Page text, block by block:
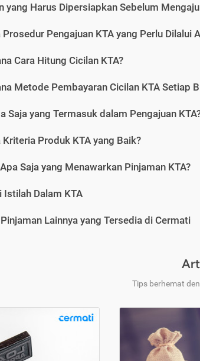
yang Harus Dipersiapkan Sebelum
Prosedur Pengajuan KTA yang Perlu Dilalui
Cara Hitung Cicilan KTA?
Metode Pembayaran Cicilan KTA Setiap
Saja yang Termasuk dalam Pengajuan
Kriteria Produk KTA yang Baik?
Saja yang Menawarkan Pinjaman KTA?
Istilah Dalam KTA
Lainnya yang Tersedia di Cermati
Tips berhemat